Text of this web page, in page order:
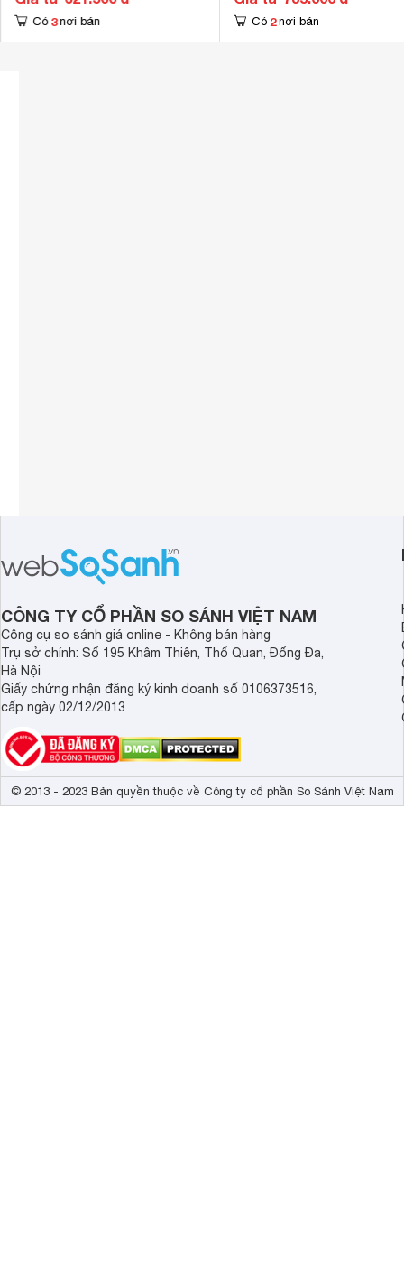
Có 3 nơi bán Có 2 nơi bán
CÔNG TY CỔ PHẦN SO SÁNH VIỆT NAM
Công cụ so sánh giá online - Không bán hàng
Trụ sở chính: Số 195 Khâm Thiên, Thổ Quan, Đống Đa,
Hà Nội
Giấy chứng nhận đăng ký kinh doanh số 0106373516,
cấp ngày 02/12/2013
© 2013 - 2023 Bản quyền thuộc về Công ty cổ phần So Sánh Việt Nam